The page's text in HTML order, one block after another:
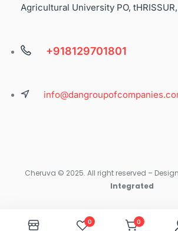
Agricultural University PO,
+918129701801
Cheruva © 2025. All right reserved –
Integrated
0 0